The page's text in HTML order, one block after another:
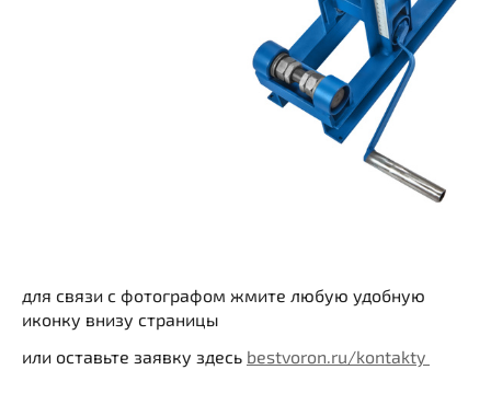
для связи с фотографом жмите любую удобную
иконку внизу страницы
или оставьте заявку здесь bestvoron.ru/kontakty